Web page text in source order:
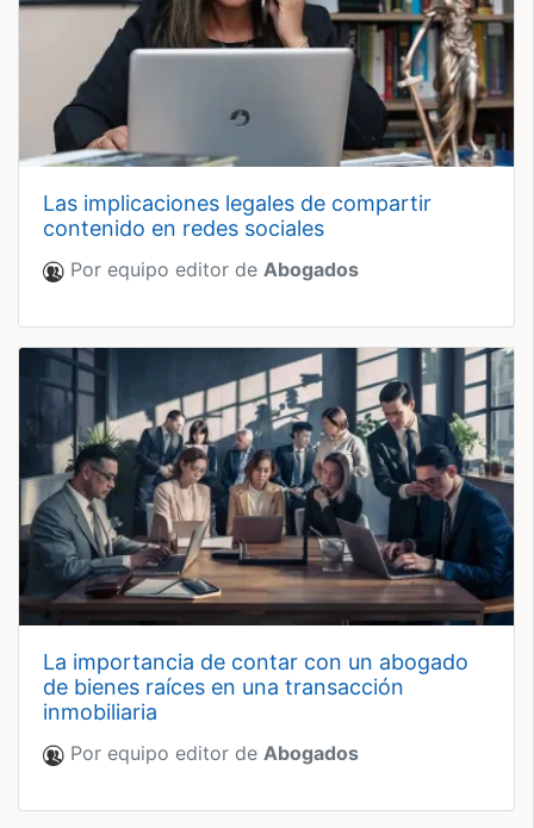
las implicaciones legales de compartir
contenido en redes sociales
Por equipo editor de Abogados
la importancia de contar con un abogado
de bienes raíces en una transacción
inmobiliaria
Por equipo editor de Abogados